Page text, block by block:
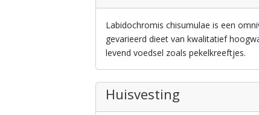
Labidochromis chisumulae is een
gevarieerd dieet van kwalitatief
levend voedsel zoals pekelkreeftjes.
Huisvesting